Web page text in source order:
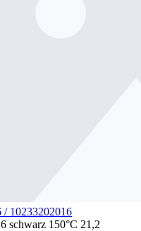
/ 10233202016
schwarz 150°C 21,2